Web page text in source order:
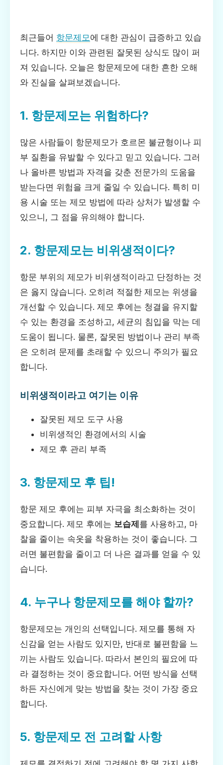
최근들어 항문제모에 대한 관심이 급증하고 있습
니다. 하지만 이와 관련된 잘못된 상식도 많이 퍼
져 있습니다. 오늘은 항문제모에 대한 흔한 오해
와 진실을 살펴보겠습니다.
1. 항문제모는 위험하다?
많은 사람들이 항문제모가 호르몬 불균형이나 피
부 질환을 유발할 수 있다고 믿고 있습니다. 그러
나 올바른 방법과 자격을 갖춘 전문가의 도움을
받는다면 위험을 크게 줄일 수 있습니다. 특히 미
용 시술 또는 제모 방법에 따라 상처가 발생할 수
있으니, 그 점을 유의해야 합니다.
2. 항문제모는 비위생적이다?
항문 부위의 제모가 비위생적이라고 단정하는 것
은 옳지 않습니다. 오히려 적절한 제모는 위생을
개선할 수 있습니다. 제모 후에는 청결을 유지할
수 있는 환경을 조성하고, 세균의 침입을 막는 데
도움이 됩니다. 물론, 잘못된 방법이나 관리 부족
은 오히려 문제를 초래할 수 있으니 주의가 필요
합니다.
비위생적이라고 여기는 이유
잘못된 제모 도구 사용
비위생적인 환경에서의 시술
제모 후 관리 부족
3. 항문제모 후 팁!
항문 제모 후에는 피부 자극을 최소화하는 것이
중요합니다. 제모 후에는 보습제 를 사용하고, 마
찰을 줄이는 속옷을 착용하는 것이 좋습니다. 그
러면 불편함을 줄이고 더 나은 결과를 얻을 수 있
습니다.
4. 누구나 항문제모를 해야 할까?
항문제모는 개인의 선택입니다. 제모를 통해 자
신감을 얻는 사람도 있지만, 반대로 불편함을 느
끼는 사람도 있습니다. 따라서 본인의 필요에 따
라 결정하는 것이 중요합니다. 어떤 방식을 선택
하든 자신에게 맞는 방법을 찾는 것이 가장 중요
합니다.
5. 항문제모 전 고려할 사항